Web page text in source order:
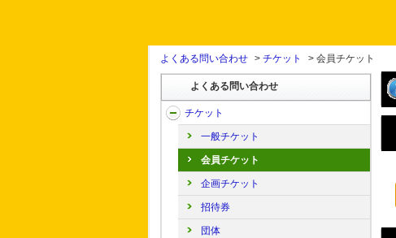
よくある問い合わせ > チケット > 会員チケット
よくある問い合わせ
チケット
一般チケット
会員チケット
企画チケット
招待券
団体